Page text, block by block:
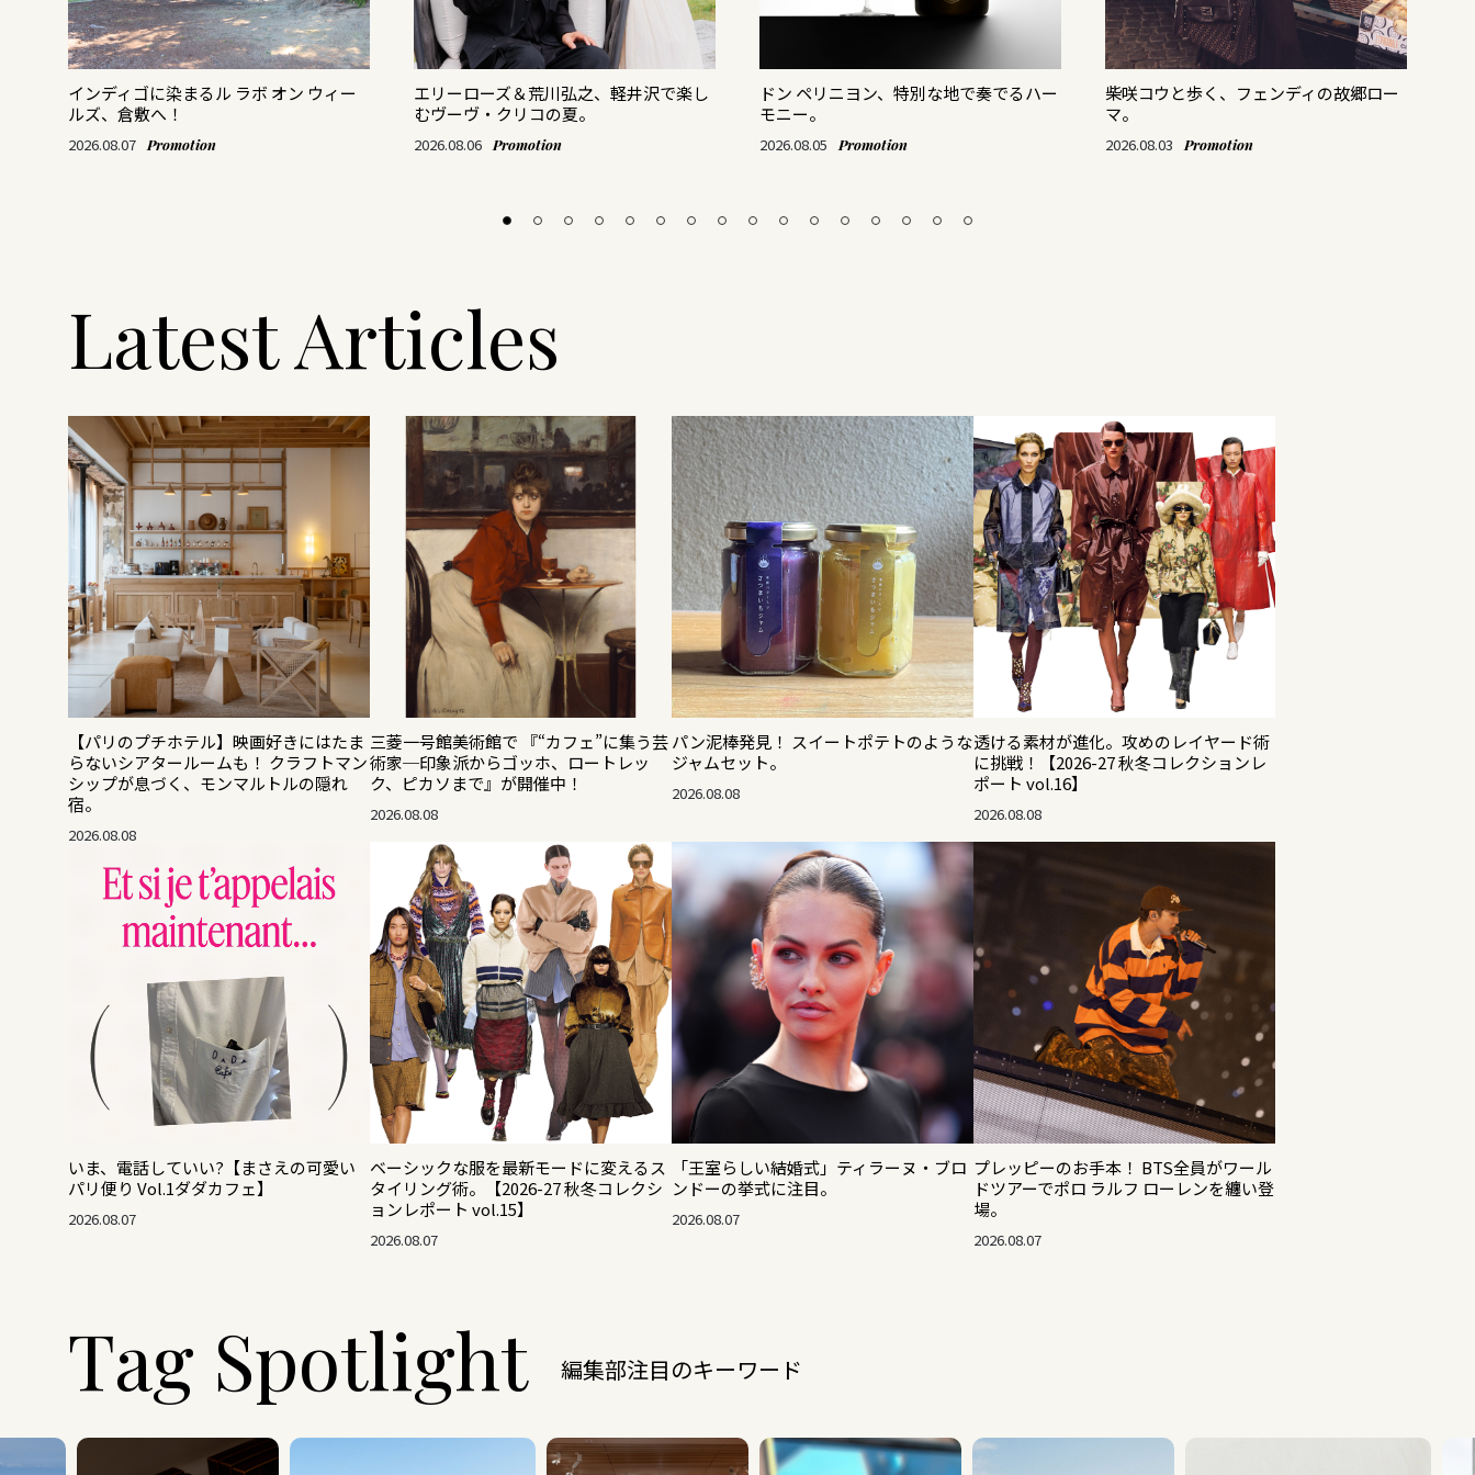
インディゴに染まるル ラボ オン ウィー
ルズ、倉敷へ！
2026.08.07 Promotion
エリーローズ＆荒川弘之、軽井沢で楽し
むヴーヴ・クリコの夏。
2026.08.06 Promotion
ドン ペリニヨン、特別な地で奏でるハー
モニー。
2026.08.05 Promotion
柴咲コウと歩く、フェンディの故郷ロー
マ。
2026.08.03 Promotion
Latest Articles
【パリのプチホテル】映画好きにはたま
らないシアタールームも！ クラフトマン
シップが息づく、モンマルトルの隠れ
宿。
2026.08.08
三菱一号館美術館で 『“カフェ”に集う芸
術家─印象派からゴッホ、ロートレッ
ク、ピカソまで』が開催中！
2026.08.08
パン泥棒発見！ スイートポテトのような
ジャムセット。
2026.08.08
透ける素材が進化。攻めのレイヤード術
に挑戦！【2026-27 秋冬コレクションレ
ポート vol.16】
2026.08.08
いま、電話していい?【まさえの可愛い
パリ便り Vol.1ダダカフェ】
2026.08.07
ベーシックな服を最新モードに変えるス
タイリング術。【2026-27 秋冬コレクシ
ョンレポート vol.15】
2026.08.07
「王室らしい結婚式」ティラーヌ・ブロ
ンドーの挙式に注目。
2026.08.07
プレッピーのお手本！ BTS全員がワール
ドツアーでポロ ラルフ ローレンを纏い登
場。
2026.08.07
Tag Spotlight 編集部注目のキーワード